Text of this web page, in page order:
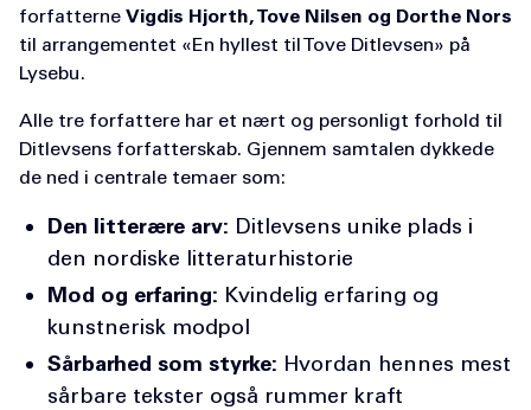
forfatterne Vigdis Hjorth, Tove Nilsen og Dorthe Nors
til arrangementet «En hyllest til Tove Ditlevsen» på
Lysebu.
Alle tre forfattere har et nært og personligt forhold til
Ditlevsens forfatterskab. Gjennem samtalen dykkede
de ned i centrale temaer som:
Den litterære arv: Ditlevsens unike plads i
den nordiske litteraturhistorie
Mod og erfaring: Kvindelig erfaring og
kunstnerisk modpol
Sårbarhed som styrke: Hvordan hennes mest
sårbare tekster også rummer kraft